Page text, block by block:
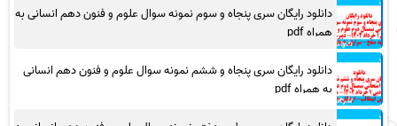
دانلود رایگان سری پنجاه و سوم نمونه سوال علوم و فنون دهم انسانی به
همراه pdf
دانلود رایگان سری پنجاه و ششم نمونه سوال علوم و فنون دهم انسانی
به همراه pdf